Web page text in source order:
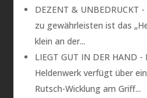
DEZENT & UNBEDRUCKT
zu gewährleisten ist das
klein an der...
LIEGT GUT IN DER HAND
Heldenwerk verfügt über
Rutsch-Wicklung am Griff...